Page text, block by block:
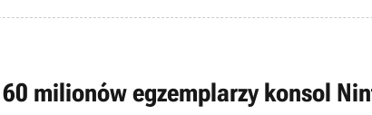
milionów egzemplarzy konsol